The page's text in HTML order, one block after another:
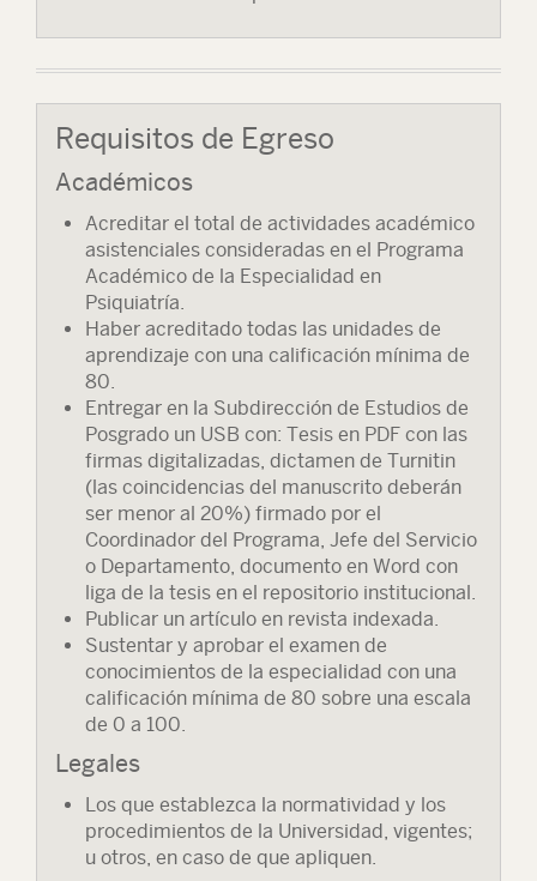
Requisitos de Egreso
Académicos
Acreditar el total de actividades académico
asistenciales consideradas en el Programa
Académico de la Especialidad en
Psiquiatría.
Haber acreditado todas las unidades de
aprendizaje con una calificación mínima de
80.
Entregar en la Subdirección de Estudios de
Posgrado un USB con: Tesis en PDF con las
firmas digitalizadas, dictamen de Turnitin
(las coincidencias del manuscrito deberán
ser menor al 20%) firmado por el
Coordinador del Programa, Jefe del Servicio
o Departamento, documento en Word con
liga de la tesis en el repositorio institucional.
Publicar un artículo en revista indexada.
Sustentar y aprobar el examen de
conocimientos de la especialidad con una
calificación mínima de 80 sobre una escala
de 0 a 100.
Legales
Los que establezca la normatividad y los
procedimientos de la Universidad, vigentes;
u otros, en caso de que apliquen.